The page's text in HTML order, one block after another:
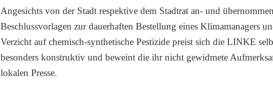
Angesichts von der Stadt respektive dem Stadtrat an- und
Beschlussvorlagen zur dauerhaften Bestellung eines Klimamanagers
Verzicht auf chemisch-synthetische Pestizide preist sich die LINKE
besonders konstruktiv und beweint die ihr nicht gewidmete
lokalen Presse.